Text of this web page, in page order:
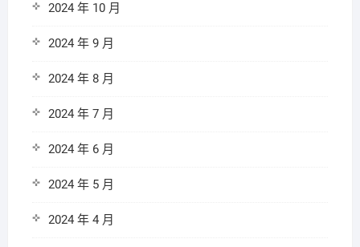
2024 年 10 月
2024 年 9 月
2024 年 8 月
2024 年 7 月
2024 年 6 月
2024 年 5 月
2024 年 4 月